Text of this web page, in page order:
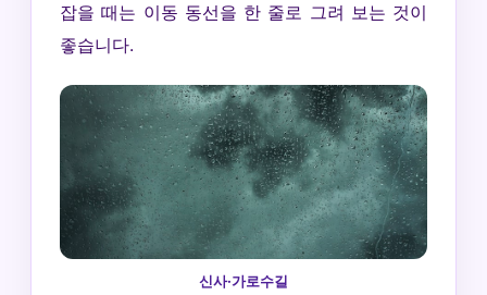
잡을 때는 이동 동선을 한 줄로 그려 보는 것이
좋습니다.
신사·가로수길